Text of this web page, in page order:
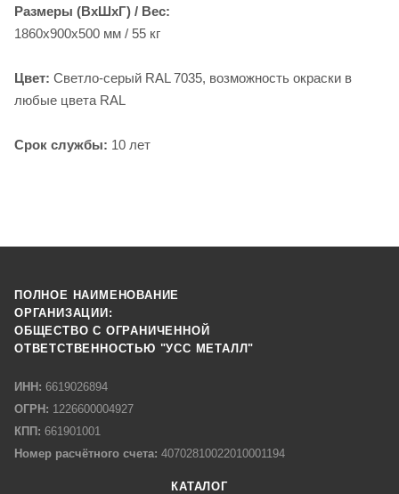
Размеры (ВхШхГ) / Вес:
1860x900x500 мм / 55 кг
Цвет: Светло-серый RAL 7035, возможность окраски в
любые цвета RAL
Cрок службы: 10 лет
ПОЛНОЕ НАИМЕНОВАНИЕ
ОРГАНИЗАЦИИ:
ОБЩЕСТВО С ОГРАНИЧЕННОЙ
ОТВЕТСТВЕННОСТЬЮ "УСС МЕТАЛЛ"
ИНН: 6619026894
ОГРН: 1226600004927
КПП: 661901001
Номер расчётного счета: 40702810022010001194
КАТАЛОГ